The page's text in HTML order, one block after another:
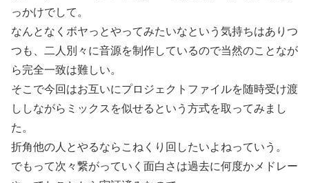
っかけでして。
なんとなくボヤっとやってみたいなという気持ちはありつ
つも、二人別々に音源を制作しているので当然のことなが
ら完全一致は難しい。
そこで今回はお互いにプロジェクトファイルを随時受け渡
ししながらミックスを似せるという方式を取ってみまし
た。
折角他の人とやるならこねくり回したいよねっていう。
でもって次々繋がっていく面白さは過去に何度かメドレー